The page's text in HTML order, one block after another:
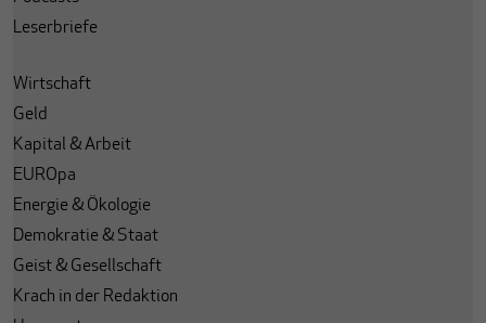
Leserbriefe
Wirtschaft
Geld
Kapital & Arbeit
EUROpa
Energie & Ökologie
Demokratie & Staat
Geist & Gesellschaft
Krach in der Redaktion